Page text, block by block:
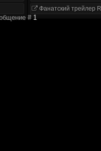
Фанатский трейлер
#1